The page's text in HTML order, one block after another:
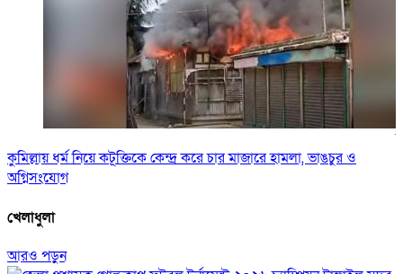
কুমিল্লায় ধর্ম নিয়ে কটূক্তিকে কেন্দ্র করে চার মাজারে হামলা, ভাঙচুর ও
অগ্নিসংযোগ
খেলাধুলা
আরও পড়ুন